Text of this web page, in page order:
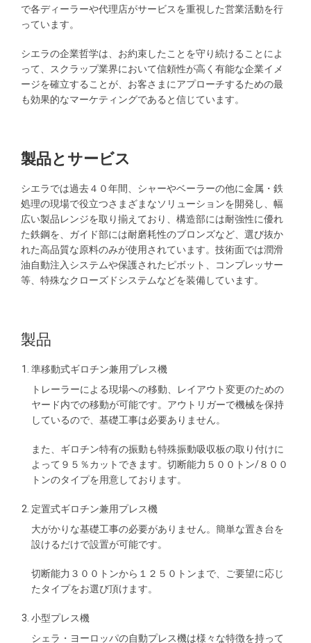
で各ディーラーや代理店がサービスを重視した営業活動を行
っています。
シエラの企業哲学は、お約束したことを守り続けることによ
って、スクラップ業界において信頼性が高く有能な企業イメ
ージを確立することが、お客さまにアプローチするための最
も効果的なマーケティングであると信じています。
製品とサービス
シエラでは過去４０年間、シャーやベーラーの他に金属・鉄
処理の現場で役立つさまざまなソリューションを開発し、幅
広い製品レンジを取り揃えており、構造部には耐強性に優れ
た鉄鋼を、ガイド部には耐磨耗性のブロンズなど、選び抜か
れた高品質な原料のみが使用されています。技術面では潤滑
油自動注入システムや保護されたピボット、コンプレッサー
等、特殊なクローズドシステムなどを装備しています。
製品
準移動式ギロチン兼用プレス機
トレーラーによる現場への移動、レイアウト変更のための
ヤード内での移動が可能です。アウトリガーで機械を保持
しているので、基礎工事は必要ありません。
また、ギロチン特有の振動も特殊振動吸収板の取り付けに
よって９５％カットできます。切断能力５００トン/８００
トンのタイプを用意しております。
定置式ギロチン兼用プレス機
大がかりな基礎工事の必要がありません。簡単な置き台を
設けるだけで設置が可能です。
切断能力３００トンから１２５０トンまで、ご要望に応じ
たタイプをお選び頂けます。
小型プレス機
シェラ・ヨーロッパの自動プレス機は様々な特徴を持って